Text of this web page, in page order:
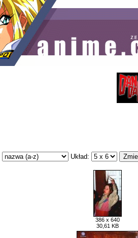
Układ:
386 x 640
30,61 KB